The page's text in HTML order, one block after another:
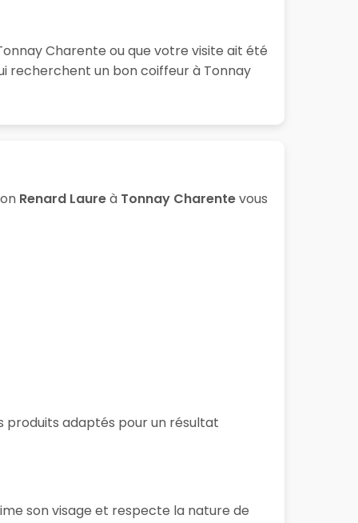
Charente ou que votre visite ait été
recherchent un bon coiffeur à Tonnay
Renard Laureà Tonnay Charentevous
produits adaptés pour un résultat
son visage et respecte la nature de